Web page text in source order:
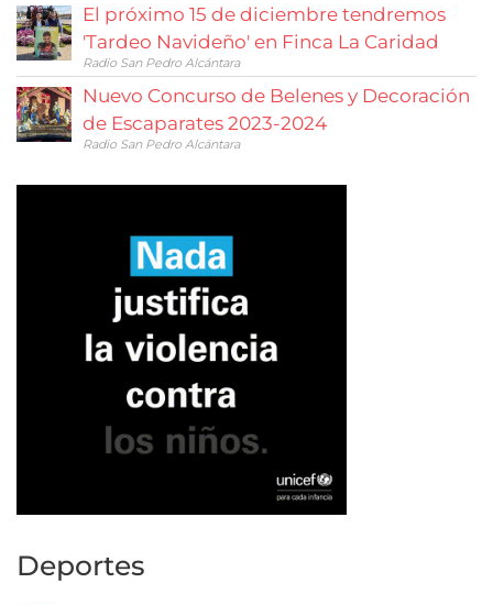
El próximo 15 de diciembre tendremos
'Tardeo Navideño' en Finca La Caridad
Radio San Pedro Alcántara
Nuevo Concurso de Belenes y Decoración
de Escaparates 2023-2024
Radio San Pedro Alcántara
Deportes